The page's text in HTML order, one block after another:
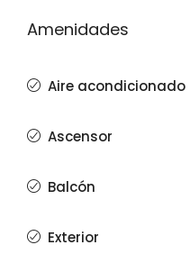
Amenidades
Aire acondicionado
Ascensor
Balcón
Exterior